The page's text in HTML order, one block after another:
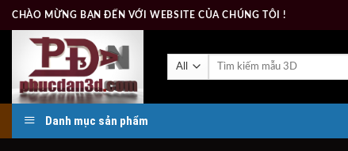
Skip
to
content
CHÀO MỪNG BẠN ĐẾN VỚI WEBSITE CỦA CHÚNG TÔI !
Tìm
Danh mục sản phẩm